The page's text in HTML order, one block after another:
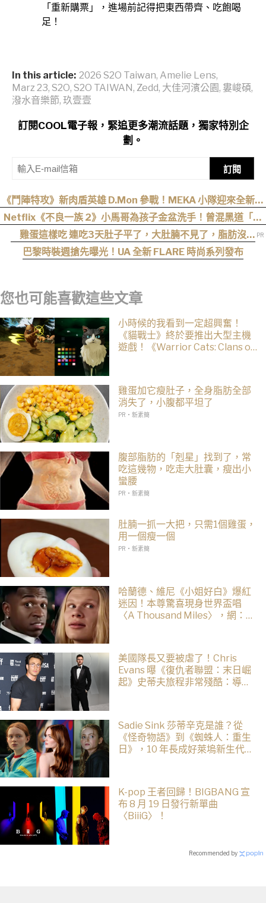
「重新購票」，進場前記得把東西帶齊、吃飽喝
足！
In this article: 2026 S2O Taiwan, Amelie Lens,
Marz 23, S2O, S2O TAIWAN, Zedd, 大佳河濱公園, 婁峻碩,
潑水音樂節, 玖壹壹
訂閱COOL電子報，緊追更多潮流話題，獨家特別企
劃。
訂閱
《鬥陣特攻》新肉盾英雄 D.Mon 參戰！MEKA 小隊迎來全新領
袖
Netflix《不良一族 2》小馬哥為孩子金盆洗手！曾混黑道「割
掉小拇指」，女來賓全被帥到：超有骨氣
雞蛋這樣吃 連吃3天肚子平了，大肚腩不見了，脂肪沒
了！
巴黎時裝週搶先曝光！UA 全新 FLARE 時尚系列發布
您也可能喜歡這些文章
小時候的我看到一定超興奮！
《貓戰士》終於要推出大型主機
遊戲！《Warrior Cats: Clans of
雞蛋加它瘦肚子，全身脂肪全部
消失了，小腹都平坦了
PR・新素簡
腹部脂肪的「剋星」找到了，常
吃這幾物，吃走大肚囊，瘦出小
蠻腰
PR・新素簡
肚腩一抓一大把，只需1個雞蛋，
用一個瘦一個
PR・新素簡
哈蘭德、維尼《小姐好白》爆紅
迷因！本尊驚喜現身世界盃唱
〈A Thousand Miles〉，網：文
美國隊長又要被虐了！Chris
Evans 曝《復仇者聯盟：末日崛
起》史蒂夫旅程非常殘酷：導演
Sadie Sink 莎蒂辛克是誰？從
《怪奇物語》到《蜘蛛人：重生
日》，10 年長成好萊塢新生代女
K-pop 王者回歸！BIGBANG 宣
布 8 月 19 日發行新單曲
〈BiiiG〉！
Recommended by